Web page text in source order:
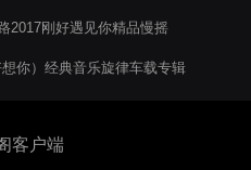
2017刚好遇见你精品慢摇
你）经典音乐旋律车载专辑
客户端